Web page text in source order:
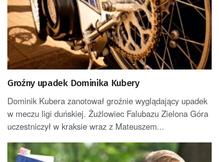
Groźny upadek Dominika Kubery
Dominik Kubera zanotował groźnie wyglądający upadek
w meczu ligi duńskiej. Żużlowiec Falubazu Zielona Góra
uczestniczył w kraksie wraz z Mateuszem...